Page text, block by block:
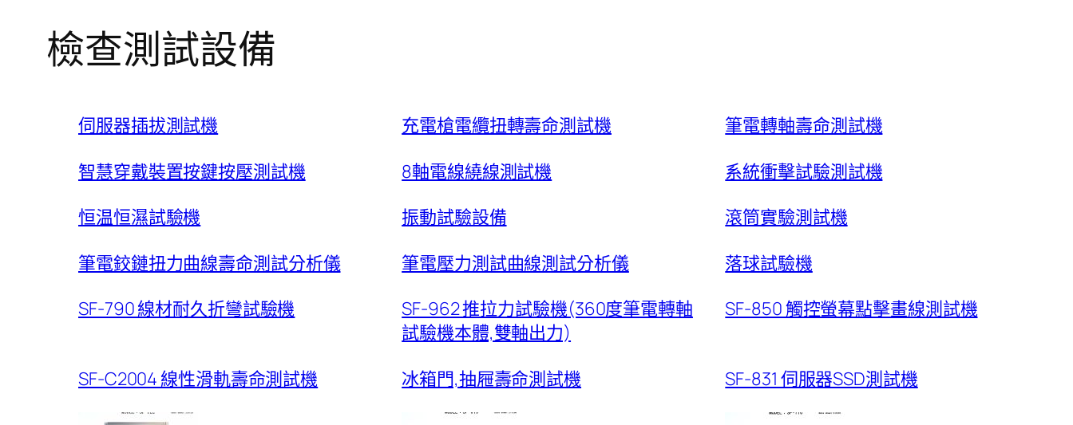
檢查測試設備
伺服器插拔測試機 充電槍電纜扭轉壽命測試機
筆電轉軸壽命測試機
智慧穿戴裝置按鍵按壓測試機
8軸電線繞線測試機
系統衝擊試驗測試機
恒温恒濕試驗機
振動試驗設備
滾筒實驗測試機
筆電鉸鏈扭力曲線壽命測試分析儀
筆電壓力測試曲線測試分析儀
落球試驗機
SF-790 線材耐久折彎試驗機
SF-962 推拉力試驗機(360度筆電轉軸
試驗機本體,雙軸出力)
SF-850 觸控螢幕點擊畫線測試機
SF-C2004 線性滑軌壽命測試機 冰箱門,抽屜壽命測試機 SF-831 伺服器SSD測試機